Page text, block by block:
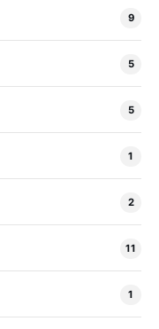
9
5
5
1
2
11
1